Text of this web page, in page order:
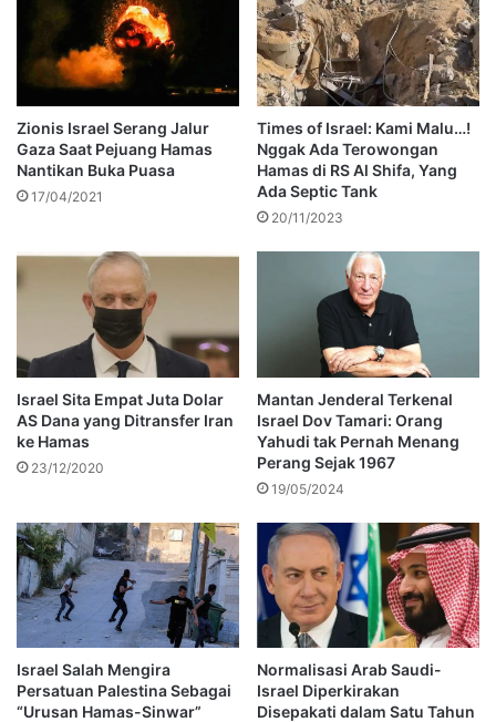
Zionis Israel Serang Jalur
Gaza Saat Pejuang Hamas
Nantikan Buka Puasa
17/04/2021
Times of Israel: Kami Malu…!
Nggak Ada Terowongan
Hamas di RS Al Shifa, Yang
Ada Septic Tank
20/11/2023
Israel Sita Empat Juta Dolar
AS Dana yang Ditransfer Iran
ke Hamas
23/12/2020
Mantan Jenderal Terkenal
Israel Dov Tamari: Orang
Yahudi tak Pernah Menang
Perang Sejak 1967
19/05/2024
Israel Salah Mengira
Persatuan Palestina Sebagai
“Urusan Hamas-Sinwar”
Normalisasi Arab Saudi-
Israel Diperkirakan
Disepakati dalam Satu Tahun